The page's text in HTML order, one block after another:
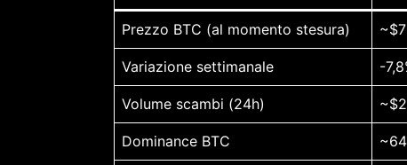
Prezzo BTC (al momento stesura)
Variazione settimanale -
Volume scambi (24h)
Dominance BTC